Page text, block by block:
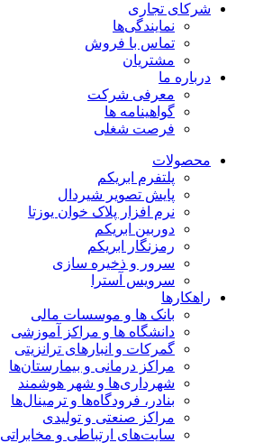
شرکای تجاری
نمایندگی‌ها
تماس با فروش
مشتریان
درباره ما
معرفی شرکت
گواهینامه ها
فرصت شغلی
محصولات
پلتفرم ابریکم
پایش تصویر شیردال
نرم افزار پلاک خوان یوزتا
دوربین ابریکم
رمزنگار ابریکم
سرور و ذخیره سازی
سرویس آسترا
راهکارها
بانک ها و موسسات مالی
دانشگاه ها و مراکز آموزشی
گمرکات و انبارهای ترانزیتی
مراکز درمانی و بیمارستان‌ها
شهرداری‌ها و شهر هوشمند
بنادر، فرودگاه‌ها و ترمینال‌ها
مراکز صنعتی و تولیدی
سایت‌های ارتباطی و مخابراتی